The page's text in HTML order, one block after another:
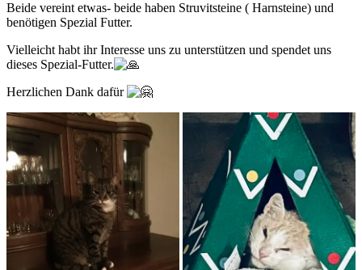
Beide vereint etwas- beide haben Struvitsteine ( Harnsteine) und
benötigen Spezial Futter.
Vielleicht habt ihr Interesse uns zu unterstützen und spendet uns
dieses Spezial-Futter.
Herzlichen Dank dafür